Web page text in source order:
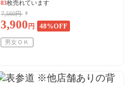
83枚売れています
7,560円
3,900 円 48%OFF
男女ＯＫ